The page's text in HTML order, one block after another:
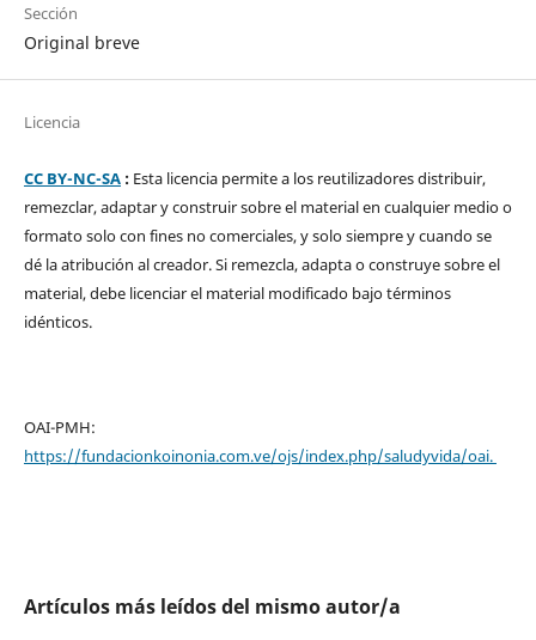
Sección
Original breve
Licencia
CC BY-NC-SA: Esta licencia permite a los reutilizadores distribuir,
remezclar, adaptar y construir sobre el material en cualquier medio o
formato solo con fines no comerciales, y solo siempre y cuando se
dé la atribución al creador. Si remezcla, adapta o construye sobre el
material, debe licenciar el material modificado bajo términos
idénticos.
OAI-PMH:
https://fundacionkoinonia.com.ve/ojs/index.php/saludyvida/oai.
Artículos más leídos del mismo autor/a